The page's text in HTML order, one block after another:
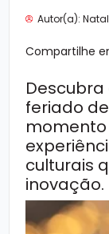
Autor(a):
Compartilhe
feriado
culturais
inovação.